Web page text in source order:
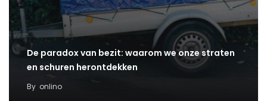
De paradox van bezit: waarom we onze straten
en schuren herontdekken
By onlino